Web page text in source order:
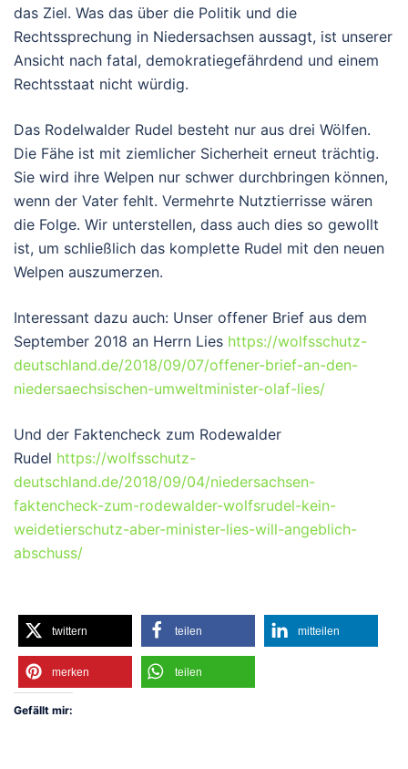
das Ziel. Was das über die Politik und die
Rechtssprechung in Niedersachsen aussagt, ist unserer
Ansicht nach fatal, demokratiegefährdend und einem
Rechtsstaat nicht würdig.
Das Rodelwalder Rudel besteht nur aus drei Wölfen.
Die Fähe ist mit ziemlicher Sicherheit erneut trächtig.
Sie wird ihre Welpen nur schwer durchbringen können,
wenn der Vater fehlt. Vermehrte Nutztierrisse wären
die Folge. Wir unterstellen, dass auch dies so gewollt
ist, um schließlich das komplette Rudel mit den neuen
Welpen auszumerzen.
Interessant dazu auch: Unser offener Brief aus dem
September 2018 an Herrn Lies https://wolfsschutz-
deutschland.de/2018/09/07/offener-brief-an-den-
niedersaechsischen-umweltminister-olaf-lies/
Und der Faktencheck zum Rodewalder
Rudel https://wolfsschutz-
deutschland.de/2018/09/04/niedersachsen-
faktencheck-zum-rodewalder-wolfsrudel-kein-
weidetierschutz-aber-minister-lies-will-angeblich-
abschuss/
twittern teilen mitteilen
merken teilen
Gefällt mir: